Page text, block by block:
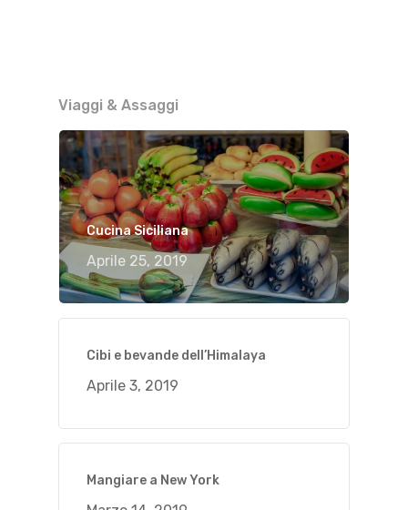
Viaggi & Assaggi
Cucina Siciliana
Aprile 25, 2019
Cibi e bevande dell’Himalaya
Aprile 3, 2019
Mangiare a New York